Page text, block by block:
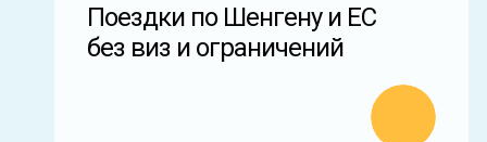
Поездки по Шенгену и ЕС
без виз и ограничений